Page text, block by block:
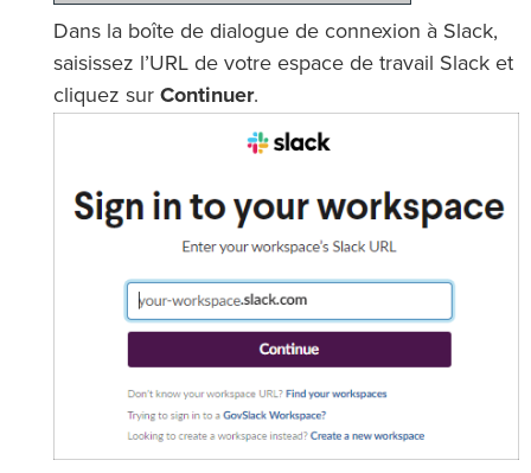
Dans la boîte de dialogue de connexion à Slack,
saisissez l’URL de votre espace de travail Slack et
cliquez sur Continuer.